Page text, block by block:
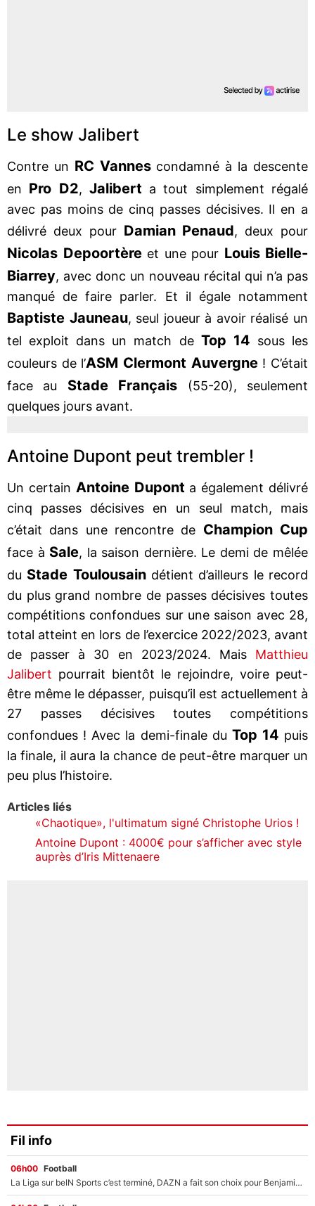
Le show Jalibert
Contre un RC Vannescondamné à la descente
en Pro D2, Jalibert a tout simplement régalé
avec pas moins de cinq passes décisives. Il en a
délivré deux pour Damian Penaud, deux pour
Nicolas Depoortère et une pour Louis Bielle-
Biarrey, avec donc un nouveau récital qui n’a pas
manqué de faire parler. Et il égale notamment
Baptiste Jauneau, seul joueur à avoir réalisé un
tel exploit dans un match de Top 14 sous les
couleurs de l’ASM Clermont Auvergne! C’était
face au Stade Français
(55-20), seulement
quelques jours avant.
Antoine Dupont peut trembler !
Un certain Antoine Dupont a également délivré
cinq passes décisives en un seul match, mais
c’était dans une rencontre de Champion Cup
face à Sale, la saison dernière. Le demi de mêlée
du Stade Toulousain détient d’ailleurs le record
du plus grand nombre de passes décisives toutes
compétitions confondues sur une saison avec 28,
total atteint en lors de l’exercice 2022/2023, avant
de passer à 30 en 2023/2024. Mais Matthieu
Jalibert pourrait bientôt le rejoindre, voire peut-
être même le dépasser, puisqu’il est actuellement à
27 passes décisives toutes compétitions
confondues ! Avec la demi-finale du Top 14 puis
la finale, il aura la chance de peut-être marquer un
peu plus l’histoire.
Articles liés
«Chaotique», l'ultimatum signé Christophe Urios !
Antoine Dupont : 4000€ pour s’afficher avec style
auprès d’Iris Mittenaere
Fil info
06h00 Football
La Liga sur beIN Sports c’est terminé, DAZN a fait son choix pour Benjamin Da Silva et Omar Da Fonseca !